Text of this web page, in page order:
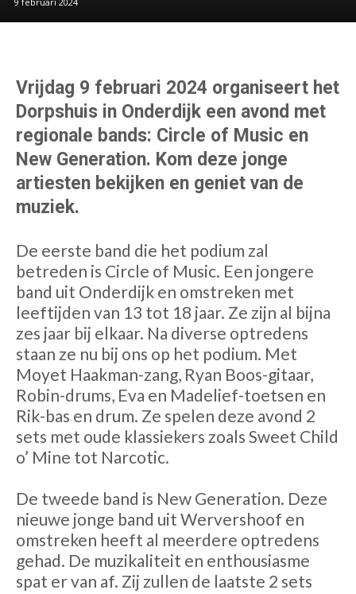
Vrijdag 9 februari 2024 organiseert het
Dorpshuis in Onderdijk een avond met
regionale bands: Circle of Music en
New Generation. Kom deze jonge
artiesten bekijken en geniet van de
muziek.
De eerste band die het podium zal
betreden is Circle of Music. Een jongere
band uit Onderdijk en omstreken met
leeftijden van 13 tot 18 jaar. Ze zijn al bijna
zes jaar bij elkaar. Na diverse optredens
staan ze nu bij ons op het podium. Met
Moyet Haakman-zang, Ryan Boos-gitaar,
Robin-drums, Eva en Madelief-toetsen en
Rik-bas en drum. Ze spelen deze avond 2
sets met oude klassiekers zoals Sweet Child
o’ Mine tot Narcotic.
De tweede band is New Generation. Deze
nieuwe jonge band uit Wervershoof en
omstreken heeft al meerdere optredens
gehad. De muzikaliteit en enthousiasme
spat er van af. Zij zullen de laatste 2 sets